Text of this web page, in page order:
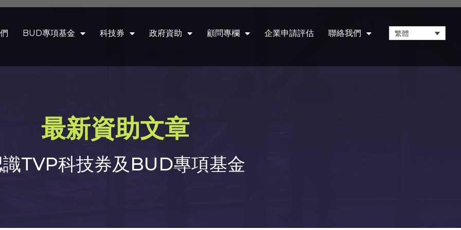
BUD專項基金 科技券 政府資助 顧問專欄 企業申請評估 聯絡我們 繁體
最新資助文章
TVP科技券及BUD專項基金